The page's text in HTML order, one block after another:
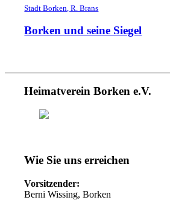
Stadt Borken, R. Brans
Borken und seine Siegel
Heimatverein Borken e.V.
Wie Sie uns erreichen
Vorsitzender:
Berni Wissing, Borken